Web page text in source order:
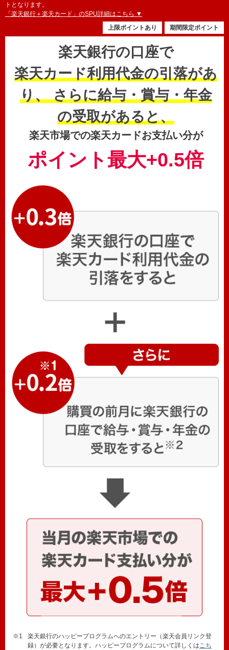
トとなります。
「楽天銀行＋楽天カード」のSPU詳細はこちら ▼
上限ポイントあり
期間限定ポイント
楽天銀行の口座で
楽天カード利用代金の引落があ
り、さらに給与・賞与・年金
の受取があると、
楽天市場での楽天カードお支払い分が
ポイント最大+0.5倍
※1
楽天銀行のハッピープログラムへのエントリー（楽天会員リンク登
録）が必要となります。ハッピープログラムについて詳しくはこち